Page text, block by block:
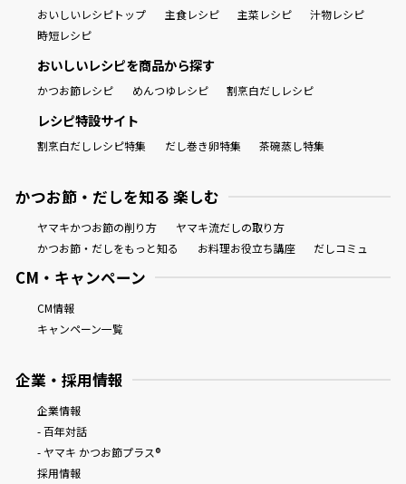
おいしいレシピトップ 主食レシピ 主菜レシピ
汁物レシピ
時短レシピ
おいしいレシピを商品から探す
かつお節レシピ めんつゆレシピ 割烹白だしレシピ
レシピ特設サイト
割烹白だしレシピ特集 だし巻き卵特集 茶碗蒸し特集
かつお節・だしを知る 楽しむ
ヤマキかつお節の削り方
ヤマキ流だしの取り方
かつお節・だしをもっと知る
お料理お役立ち講座 だしコミュ
CM・キャンペーン
CM情報
キャンペーン一覧
企業・採用情報
企業情報
- 百年対話
- ヤマキ かつお節プラス®
採用情報